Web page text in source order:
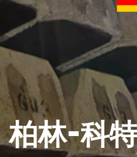
柏林-科